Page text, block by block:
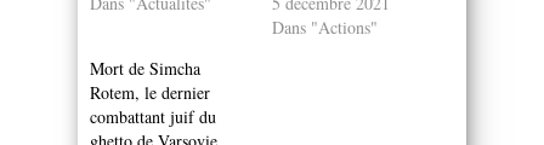
Dans "Actions"
Mort de Simcha
Rotem, le dernier
combattant juif du